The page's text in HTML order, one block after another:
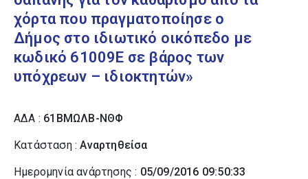
χόρτα που πραγματοποίησε ο
Δήμος στο ιδιωτικό οικόπεδο με
κωδικό 61009Ε σε βάρος των
υπόχρεων – ιδιοκτητών»
ΑΔΑ : 61ΒΜΩΛΒ-ΝΘΦ
Κατάσταση :Αναρτηθείσα
Ημερομηνία ανάρτησης : 05/09/2016 09:50:33